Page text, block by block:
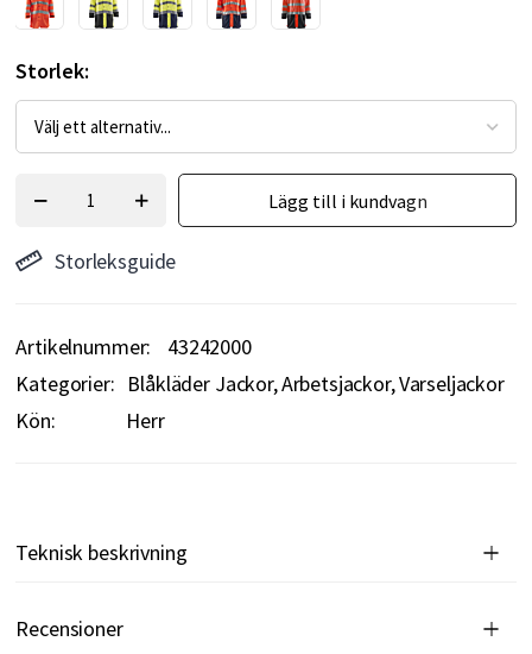
Storlek
Lägg till i kundvagn
Storleksguide
Artikelnummer
43242000
Kategorier: Blåkläder Jackor Arbetsjackor Varseljackor
Kön:
Herr
Teknisk beskrivning
Recensioner